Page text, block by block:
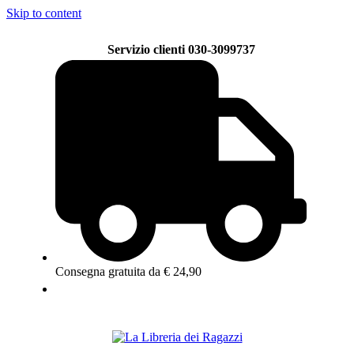
Skip to content
Servizio clienti 030-3099737
Consegna gratuita da € 24,90